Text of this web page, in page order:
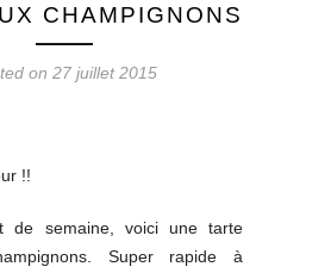
CHAMPIGNONS
on 27 juillet 2015
!!
de semaine, voici une tarte
Super rapide à